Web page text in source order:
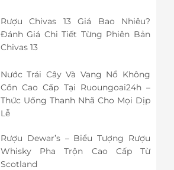
Rượu Chivas 13 Giá Bao Nhiêu?
Đánh Giá Chi Tiết Từng Phiên Bản
Chivas 13
Nước Trái Cây Và Vang Nổ Không
Cồn Cao Cấp Tại Ruoungoai24h –
Thức Uống Thanh Nhã Cho Mọi Dịp
Lễ
Rượu Dewar’s – Biểu Tượng Rượu
Whisky Pha Trộn Cao Cấp Từ
Scotland